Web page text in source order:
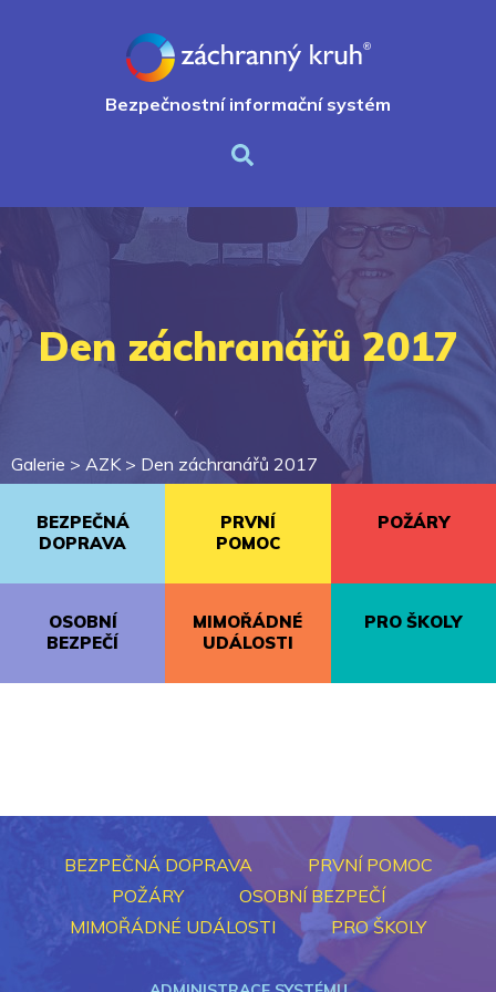
Bezpečnostní informační systém
Den záchranářů 2017
Galerie > AZK> Den záchranářů 2017
BEZPEČNÁ
DOPRAVA
PRVNÍ
POMOC
POŽÁRY
OSOBNÍ
BEZPEČÍ
MIMOŘÁDNÉ
UDÁLOSTI
PRO ŠKOLY
BEZPEČNÁ DOPRAVA
PRVNÍ POMOC
POŽÁRY
OSOBNÍ BEZPEČÍ
MIMOŘÁDNÉ UDÁLOSTI
PRO ŠKOLY